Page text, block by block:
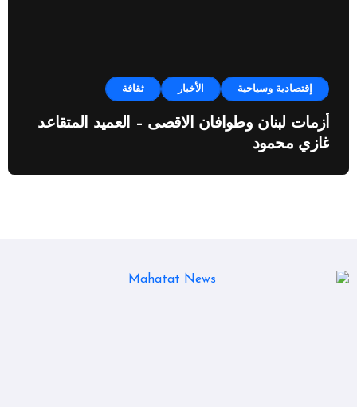
إقتصادية وسياحية الأخبار ثقافة
أزمات لبنان وطوافان الاقصى – العميد المتقاعد
غازي محمود